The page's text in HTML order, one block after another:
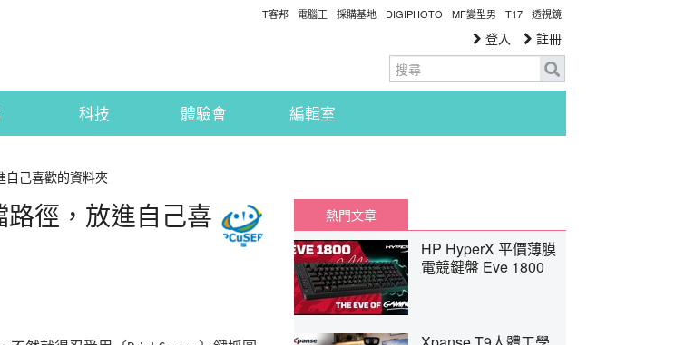
T客邦 電腦王 採購基地 DIGIPHOTO MF變型男 T17 透視鏡
登入 註冊
科技 體驗會 編輯室
自己喜歡的資料夾
徑，放進自己喜
熱門文章
HP HyperX 平價薄膜
電競鍵盤 Eve 1800